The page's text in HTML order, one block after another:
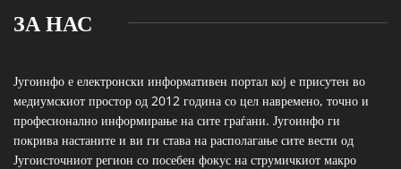
ЗА НАС
Југоинфо е електронски информативен портал кој е присутен во
медиумскиот простор од 2012 година со цел навремено, точно и
професионално информирање на сите граѓани. Југоинфо ги
покрива настаните и ви ги става на располагање сите вести од
Југоисточниот регион со посебен фокус на струмичкиот макро